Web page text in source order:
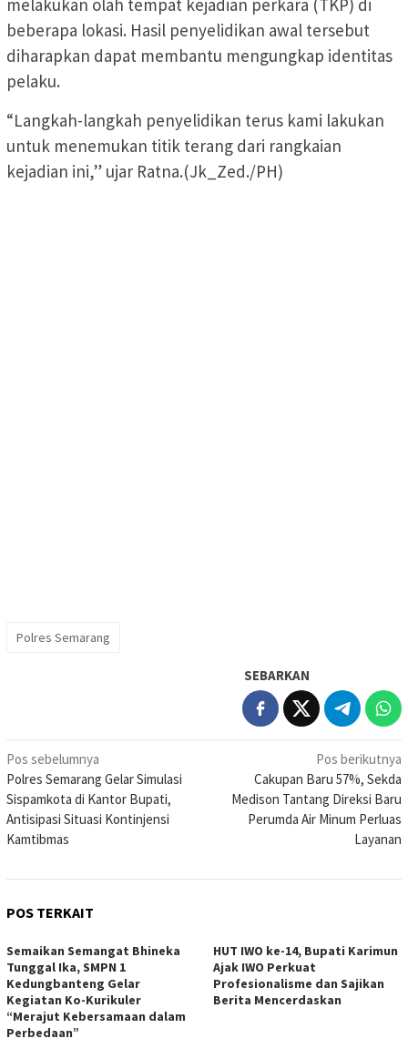
melakukan olah tempat kejadian perkara (TKP) di
beberapa lokasi. Hasil penyelidikan awal tersebut
diharapkan dapat membantu mengungkap identitas
pelaku.
“Langkah-langkah penyelidikan terus kami lakukan
untuk menemukan titik terang dari rangkaian
kejadian ini,” ujar Ratna.(Jk_Zed./PH)
Polres Semarang
SEBARKAN
Navigasi
pos
Pos sebelumnya
Polres Semarang Gelar Simulasi
Sispamkota di Kantor Bupati,
Antisipasi Situasi Kontinjensi
Kamtibmas
Pos berikutnya
Cakupan Baru 57%, Sekda
Medison Tantang Direksi Baru
Perumda Air Minum Perluas
Layanan
POS TERKAIT
Semaikan Semangat Bhineka
Tunggal Ika, SMPN 1
Kedungbanteng Gelar
Kegiatan Ko-Kurikuler
“Merajut Kebersamaan dalam
Perbedaan”
HUT IWO ke-14, Bupati Karimun
Ajak IWO Perkuat
Profesionalisme dan Sajikan
Berita Mencerdaskan